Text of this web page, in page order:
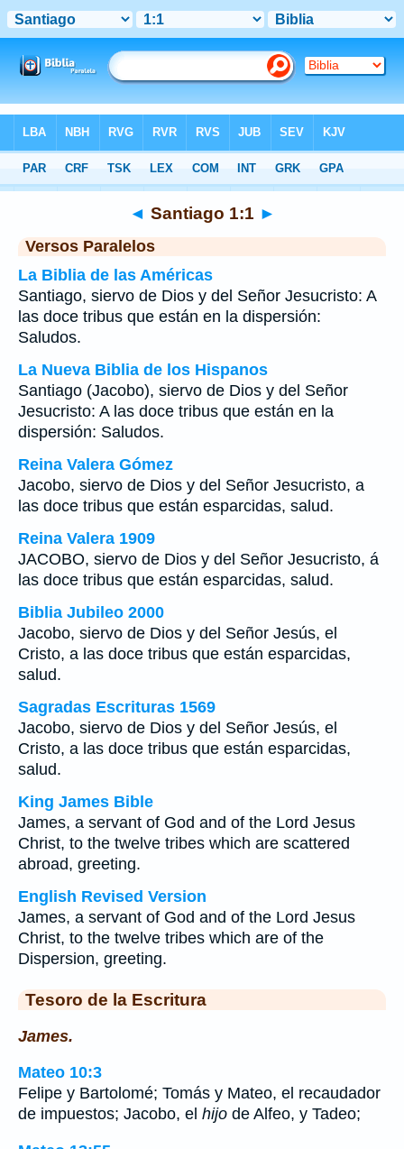
>Santiago Capítulo 1 > Verso 1
◄ Santiago 1:1 ►
Versos Paralelos
La Biblia de las Américas
Santiago, siervo de Dios y del Señor Jesucristo: A
las doce tribus que están en la dispersión:
Saludos.
La Nueva Biblia de los Hispanos
Santiago (Jacobo), siervo de Dios y del Señor
Jesucristo: A las doce tribus que están en la
dispersión: Saludos.
Reina Valera Gómez
Jacobo, siervo de Dios y del Señor Jesucristo, a
las doce tribus que están esparcidas, salud.
Reina Valera 1909
JACOBO, siervo de Dios y del Señor Jesucristo, á
las doce tribus que están esparcidas, salud.
Biblia Jubileo 2000
Jacobo, siervo de Dios y del Señor Jesús, el
Cristo, a las doce tribus que están esparcidas,
salud.
Sagradas Escrituras 1569
Jacobo, siervo de Dios y del Señor Jesús, el
Cristo, a las doce tribus que están esparcidas,
salud.
King James Bible
James, a servant of God and of the Lord Jesus
Christ, to the twelve tribes which are scattered
abroad, greeting.
English Revised Version
James, a servant of God and of the Lord Jesus
Christ, to the twelve tribes which are of the
Dispersion, greeting.
Tesoro de la Escritura
James.
Mateo 10:3
Felipe y Bartolomé; Tomás y Mateo, el recaudador
de impuestos; Jacobo, el hijo de Alfeo, y Tadeo;